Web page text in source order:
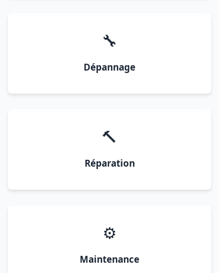
🔧
Dépannage
🔨
Réparation
⚙️
Maintenance